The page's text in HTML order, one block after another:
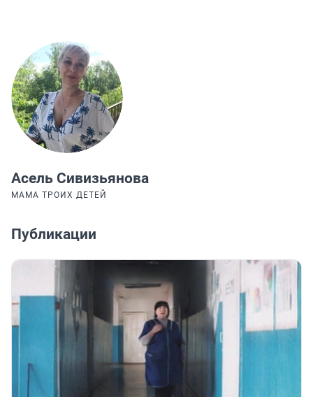
Асель Сивизьянова
МАМА ТРОИХ ДЕТЕЙ
Публикации